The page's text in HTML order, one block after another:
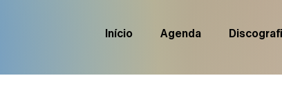
Início Agenda